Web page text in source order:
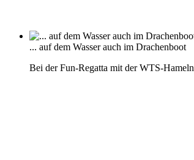
... auf dem Wasser auch im Drachenboot
Bei der Fun-Regatta mit der WTS-Hameln